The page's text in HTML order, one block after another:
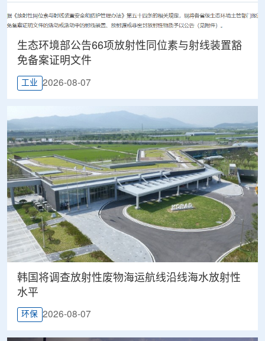
生态环境部公告66项放射性同位素与射线装置豁
免备案证明文件
工业 2026-08-07
韩国将调查放射性废物海运航线沿线海水放射性
水平
环保 2026-08-07